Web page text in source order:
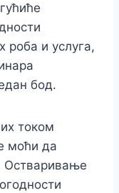
роба и услуга,
бод.
током
моћи да
Остваривање